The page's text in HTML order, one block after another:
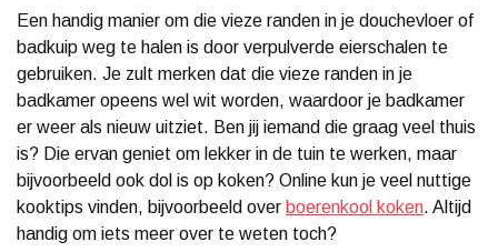
Een handig manier om die vieze randen in je douchevloer of
badkuip weg te halen is door verpulverde eierschalen te
gebruiken. Je zult merken dat die vieze randen in je
badkamer opeens wel wit worden, waardoor je badkamer
er weer als nieuw uitziet. Ben jij iemand die graag veel thuis
is? Die ervan geniet om lekker in de tuin te werken, maar
bijvoorbeeld ook dol is op koken? Online kun je veel nuttige
kooktips vinden, bijvoorbeeld over boerenkool koken. Altijd
handig om iets meer over te weten toch?